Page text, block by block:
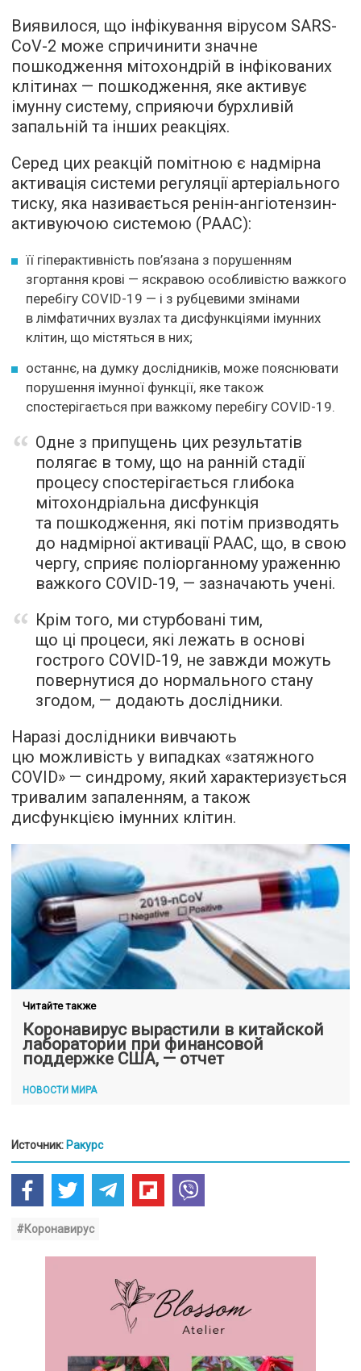
Виявилося, що інфікування вірусом SARS-
CoV-2 може спричинити значне
пошкодження мітохондрій в інфікованих
клітинах — пошкодження, яке активує
імунну систему, сприяючи бурхливій
запальній та інших реакціях.
Серед цих реакцій помітною є надмірна
активація системи регуляції артеріального
тиску, яка називається ренін-ангіотензин-
активуючою системою (РААС):
її гіперактивність пов’язана з порушенням
згортання крові — яскравою особливістю важкого
перебігу COVID-19 — і з рубцевими змінами
в лімфатичних вузлах та дисфункціями імунних
клітин, що містяться в них;
останнє, на думку дослідників, може пояснювати
порушення імунної функції, яке також
спостерігається при важкому перебігу COVID-19.
Одне з припущень цих результатів
полягає в тому, що на ранній стадії
процесу спостерігається глибока
мітохондріальна дисфункція
та пошкодження, які потім призводять
до надмірної активації РААС, що, в свою
чергу, сприяє поліорганному ураженню
важкого COVID-19, — зазначають учені.
Крім того, ми стурбовані тим,
що ці процеси, які лежать в основі
гострого COVID-19, не завжди можуть
повернутися до нормального стану
згодом, — додають дослідники.
Наразі дослідники вивчають
цю можливість у випадках «затяжного
COVID» — синдрому, який характеризується
тривалим запаленням, а також
дисфункцією імунних клітин.
Читайте также
Коронавирус вырастили в китайской
лаборатории при финансовой
поддержке США, — отчет
НОВОСТИ МИРА
Источник: Ракурс
#Коронавирус